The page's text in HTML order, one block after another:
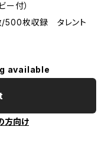
ー付）
枚収録 タレント
available
方向け